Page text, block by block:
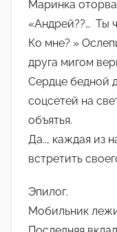
Маринка
«Андрей??… Ты
Ко мне? »
друга мигом
Сердце бедной
соцсетей на
объятья.
Да.., каждая из
встретить
Эпилог.
Мобильник